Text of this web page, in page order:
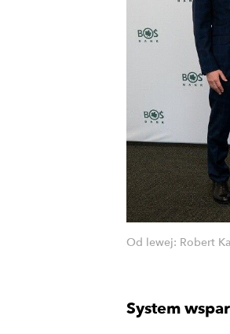
Od lewej: Robert
System